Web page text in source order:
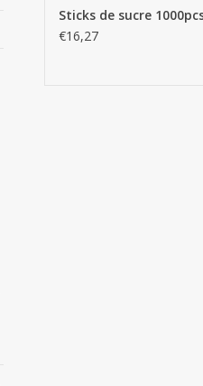
Sticks de sucre
€16,27